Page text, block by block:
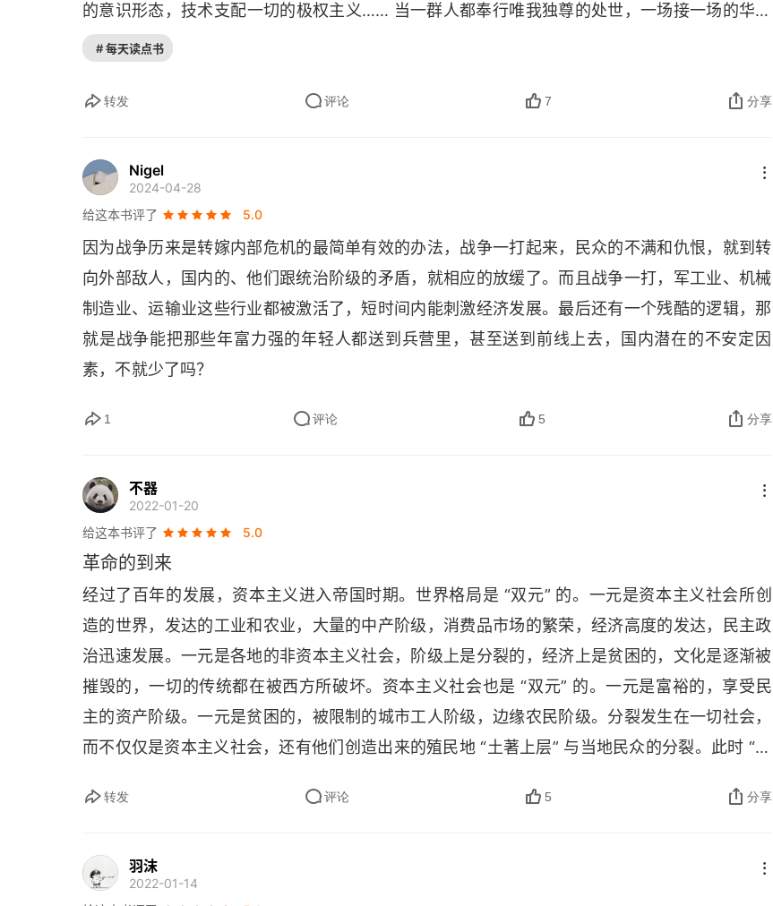
的意识形态，技术支配一切的极权主义…… 当一群人都奉行唯我独尊的处世，一场接一场的华山
论剑当然不可避免……。（石木翻书每天翻本书）
# 每天读点书
转发 评论 7 分享
Nigel
2024-04-28
给这本书评了
5.0
因为战争历来是转嫁内部危机的最简单有效的办法，战争一打起来，民众的不满和仇恨，就到转
向外部敌人，国内的、他们跟统治阶级的矛盾，就相应的放缓了。而且战争一打，军工业、机械
制造业、运输业这些行业都被激活了，短时间内能刺激经济发展。最后还有一个残酷的逻辑，那
就是战争能把那些年富力强的年轻人都送到兵营里，甚至送到前线上去，国内潜在的不安定因
素，不就少了吗？
1 评论 5 分享
不器
2022-01-20
给这本书评了
5.0
革命的到来
经过了百年的发展，资本主义进入帝国时期。世界格局是 “双元” 的。一元是资本主义社会所创
造的世界，发达的工业和农业，大量的中产阶级，消费品市场的繁荣，经济高度的发达，民主政
治迅速发展。一元是各地的非资本主义社会，阶级上是分裂的，经济上是贫困的，文化是逐渐被
摧毁的，一切的传统都在被西方所破坏。资本主义社会也是 “双元” 的。一元是富裕的，享受民
主的资产阶级。一元是贫困的，被限制的城市工人阶级，边缘农民阶级。分裂发生在一切社会，
而不仅仅是资本主义社会，还有他们创造出来的殖民地 “土著上层” 与当地民众的分裂。此时 “由
间突然出现，并且要求推翻资本主义”，双元社会格局已经不能成为资产阶级获得资本的有效手
伸到）资本主义社会的劳苦大众，甚至有史以来第一次涵盖了妇女。但是这个延伸的代价，却是
转发 评论 5 分享
羽沫
2022-01-14